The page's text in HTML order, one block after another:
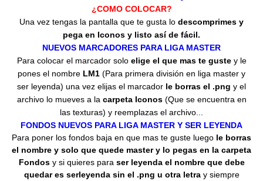
¿COMO COLOCAR?
Una vez tengas la pantalla que te gusta lo descomprimes y
pega en Iconos y listo así de fácil.
NUEVOS MARCADORES PARA LIGA MASTER
Para colocar el marcador soloelige el que mas te gustey le
pones el nombre LM1 (Para primera división en liga master y
ser leyenda) una vez elijas el marcador le borras el .png y el
archivo lo mueves a la carpeta Iconos (Que se encuentra en
las texturas) y reemplazas el archivo...
FONDOS NUEVOS PARA LIGA MASTER Y SER LEYENDA
Para poner los fondos baja en que mas te guste luego le borras
el nombre y solo que quede master y lo pegas en la carpeta
Fondosy si quieres para ser leyenda el nombre que debe
quedar es serleyenda sin el .png u otra letray siempre